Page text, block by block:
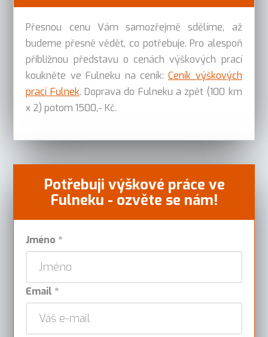
Přesnou cenu Vám samozřejmě sdělíme, až
budeme přesně vědět, co potřebuje. Pro alespoň
přibližnou představu o cenách výškových prací
koukněte ve Fulneku na ceník:Ceník výškových
prací Fulnek. Doprava do Fulneku a zpět (100 km
x 2) potom 1500,- Kč.
Potřebuji výškové práce ve
Fulneku - ozvěte se nám!
Jméno *
Email *